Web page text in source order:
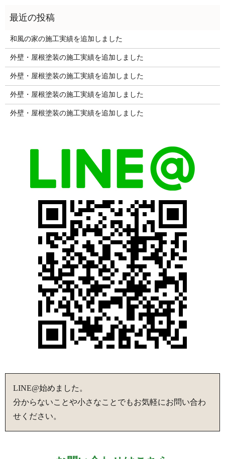
和風の家の施工実績を追加しました
外壁・屋根塗装の施工実績を追加しました
外壁・屋根塗装の施工実績を追加しました
外壁・屋根塗装の施工実績を追加しました
外壁・屋根塗装の施工実績を追加しました
LINE@始めました。
分からないことや小さなことでもお気軽にお問い合わ
せください。